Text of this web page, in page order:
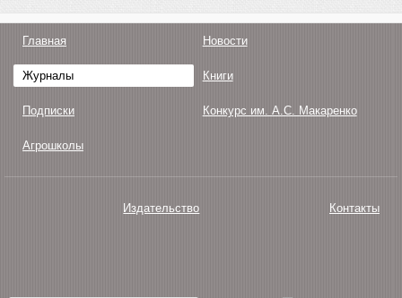
Главная Новости
Журналы Книги
Подписки Конкурс им. А.С. Макаренко
Агрошколы
Издательство Контакты